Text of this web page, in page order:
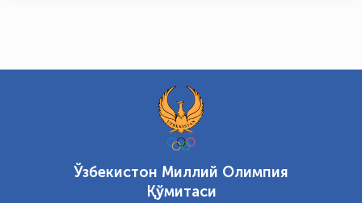
Ўзбекистон Миллий Олимпия
Қўмитаси